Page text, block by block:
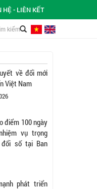
HỆ - LIÊN KẾT
về đổi mới
Việt Nam
điểm 100 ngày
vụ trọng
số tại Ban
phát triển